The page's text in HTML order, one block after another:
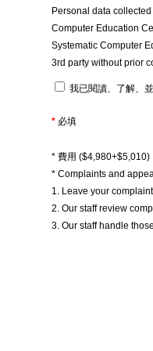
Personal data
Computer Education
Systematic Computer
3rd party without prior
我已閱讀、了解、
* 必填
* 費用 ($4,980+$5,010)
* Complaints and
1. Leave your
2. Our staff review
3. Our staff handle